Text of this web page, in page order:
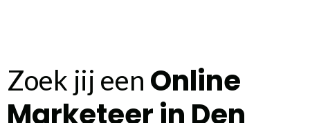
Zoek jij een Online
Marketeer in Den